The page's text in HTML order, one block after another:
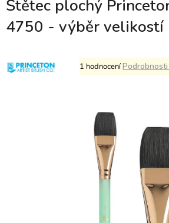
Štětec plochý
4750 - výběr velikostí
Průměrné
hodnocení
hvězdiček.
1 hodnocení